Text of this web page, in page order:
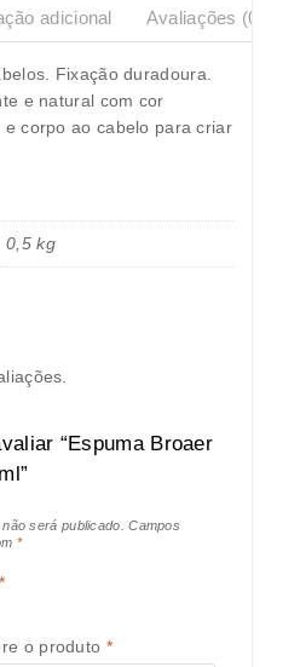
adicional Avaliações (0)
Fixação duradoura.
e natural com cor
corpo ao cabelo para criar
0,5 kg
“Espuma Broaer
será publicado.
Campos
*
*
o produto *